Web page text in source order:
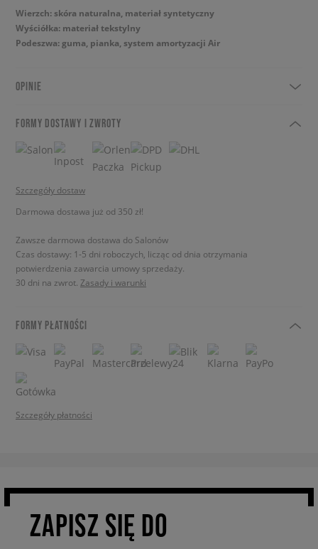
Wierzch: skóra naturalna, materiał syntetyczny
Wyściółka: materiał tekstylny
Podeszwa: guma, pianka, system amortyzacji Air
OPINIE
FORMY DOSTAWY I ZWROTY
Szczegóły dostaw
Darmowa dostawa już od 350 zł!
Zawsze darmowa dostawa do Salonów
Czas dostawy: 1-5 dni roboczych, licząc od dnia otrzymania
potwierdzenia zawarcia umowy sprzedaży.
30 dni na zwrot. Zasady i warunki
FORMY PŁATNOŚCI
Szczegóły płatności
ZAPISZ SIĘ DO